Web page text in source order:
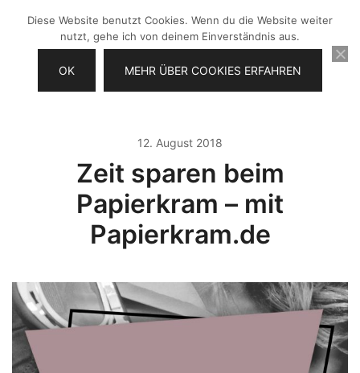
springen
12. August 2018
Zeit sparen beim
Papierkram – mit
Papierkram.de
Diese Website benutzt Cookies. Wenn du die Website weiter
nutzt, gehe ich von deinem Einverständnis aus.
OK MEHR ÜBER COOKIES ERFAHREN